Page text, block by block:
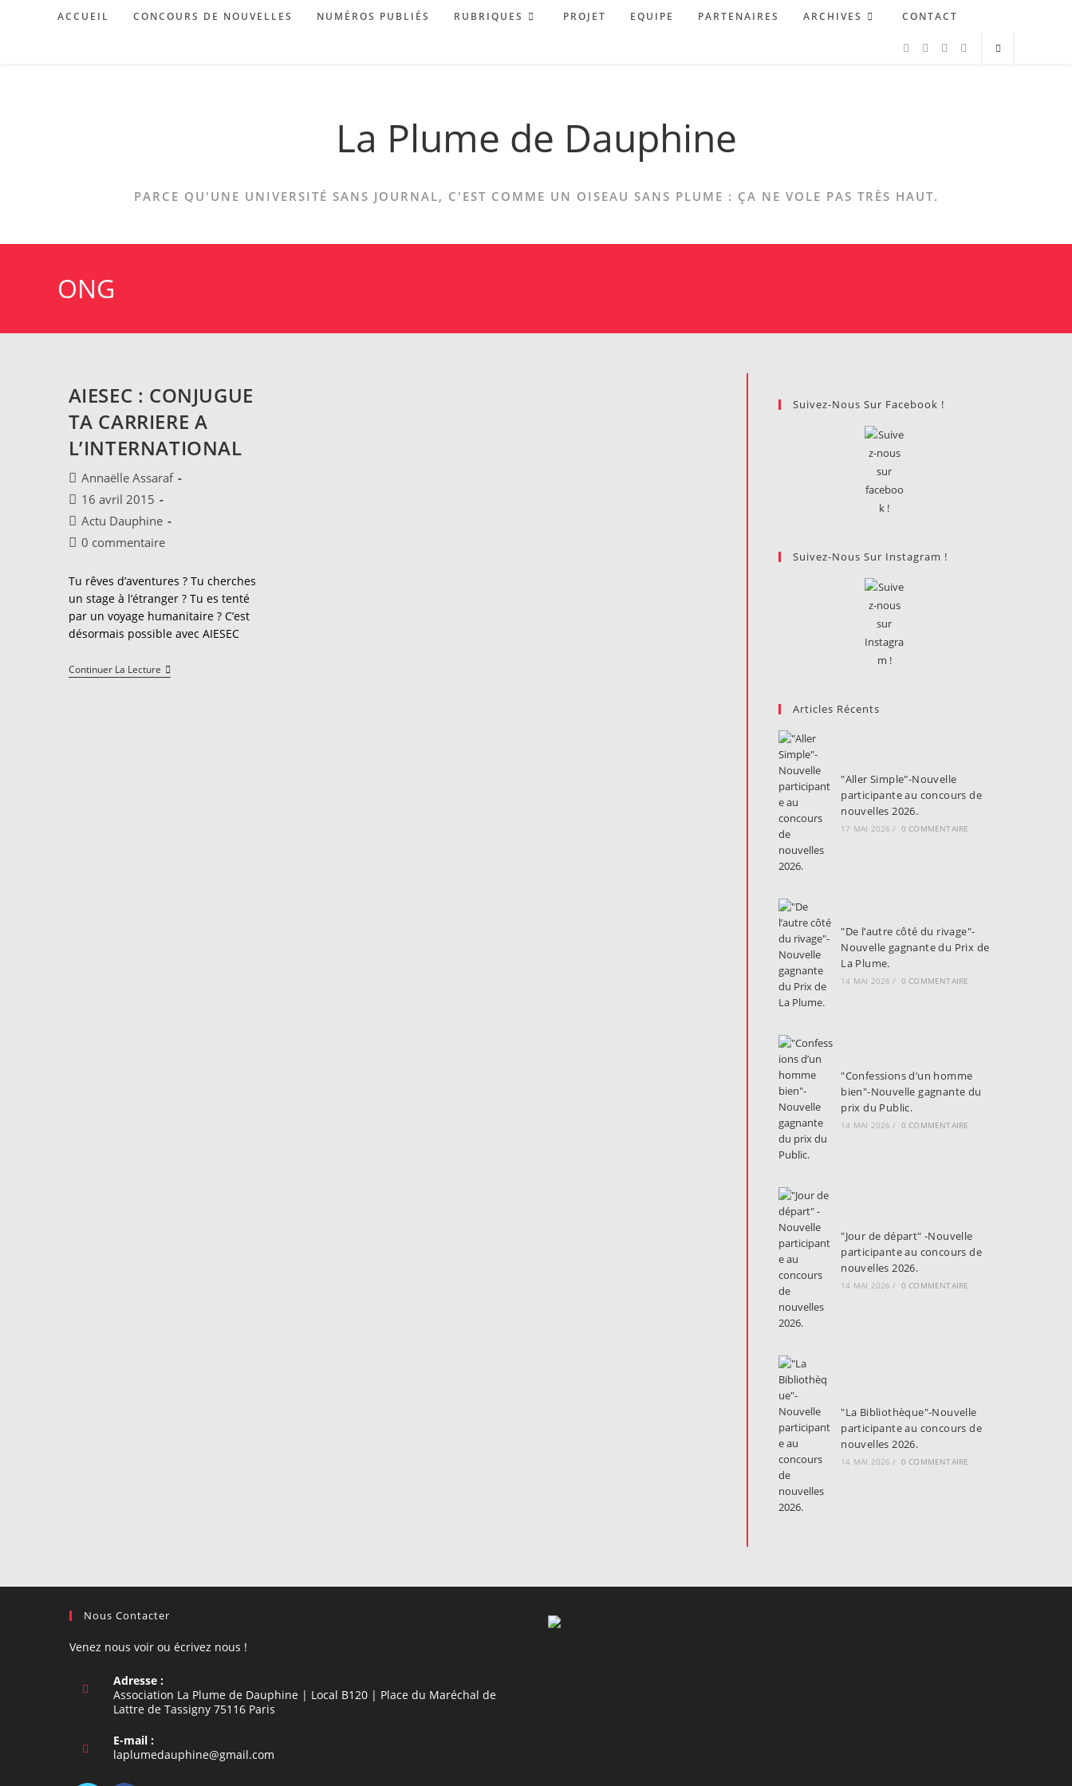
ACCUEIL CONCOURS DE NOUVELLES NUMÉROS PUBLIÉS RUBRIQUES PROJET EQUIPE PARTENAIRES ARCHIVES CONTACT
La Plume de Dauphine
PARCE QU'UNE UNIVERSITÉ SANS JOURNAL, C'EST COMME UN OISEAU SANS PLUME : ÇA NE VOLE PAS TRÈS HAUT.
ONG
AIESEC : CONJUGUE
TA CARRIERE A
L’INTERNATIONAL
Auteur/autrice
de
publication :
Annaëlle Assaraf
Publication
publiée :
16 avril 2015
Post
category:
Actu Dauphine
Commentaires
la
publication :
0 commentaire
Tu rêves d’aventures ? Tu cherches
un stage à l’étranger ? Tu es tenté
par un voyage humanitaire ? C’est
désormais possible avec AIESEC
Continuer La LectureAIESEC
:
Suivez-Nous Sur Facebook !
Suivez-Nous Sur Instagram !
Articles Récents
"Aller Simple"-Nouvelle
participante au concours de
nouvelles 2026.
17 MAI 2026 / 0 COMMENTAIRE
"De l’autre côté du rivage"-
Nouvelle gagnante du Prix de
La Plume.
14 MAI 2026 / 0 COMMENTAIRE
"Confessions d’un homme
bien"-Nouvelle gagnante du
prix du Public.
14 MAI 2026 / 0 COMMENTAIRE
"Jour de départ" -Nouvelle
participante au concours de
nouvelles 2026.
14 MAI 2026 / 0 COMMENTAIRE
"La Bibliothèque"-Nouvelle
participante au concours de
nouvelles 2026.
14 MAI 2026 / 0 COMMENTAIRE
Nous Contacter
Venez nous voir ou écrivez nous !
Adresse :
Association La Plume de Dauphine | Local B120 | Place du Maréchal de
Lattre de Tassigny 75116 Paris
E-mail :
laplumedauphine@gmail.com